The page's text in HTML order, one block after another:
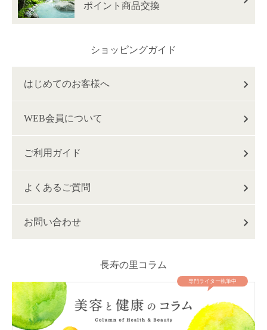
ポイント商品交換
ショッピングガイド
はじめてのお客様へ
WEB会員について
ご利用ガイド
よくあるご質問
お問い合わせ
長寿の里コラム
専門ライター執筆中